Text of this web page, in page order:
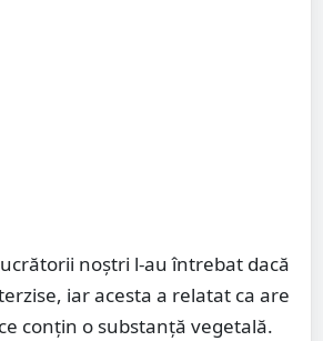
noștri l-au întrebat dacă
iar acesta a relatat ca are
conțin o substanță vegetală.